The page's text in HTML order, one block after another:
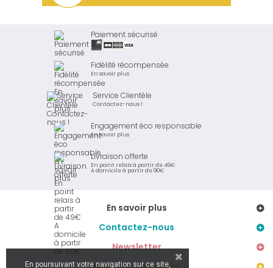
Paiement sécurisé
Fidélité récompensée
En savoir plus
Service Clientèle
Contactez-nous !
Engagement éco responsable
En savoir plus
Livraison offerte
En point relais à partir de 49€
A domicile à partir de 90€
En savoir plus
Contactez-nous
Newsletter
En poursuivant votre navigation sur ce site,